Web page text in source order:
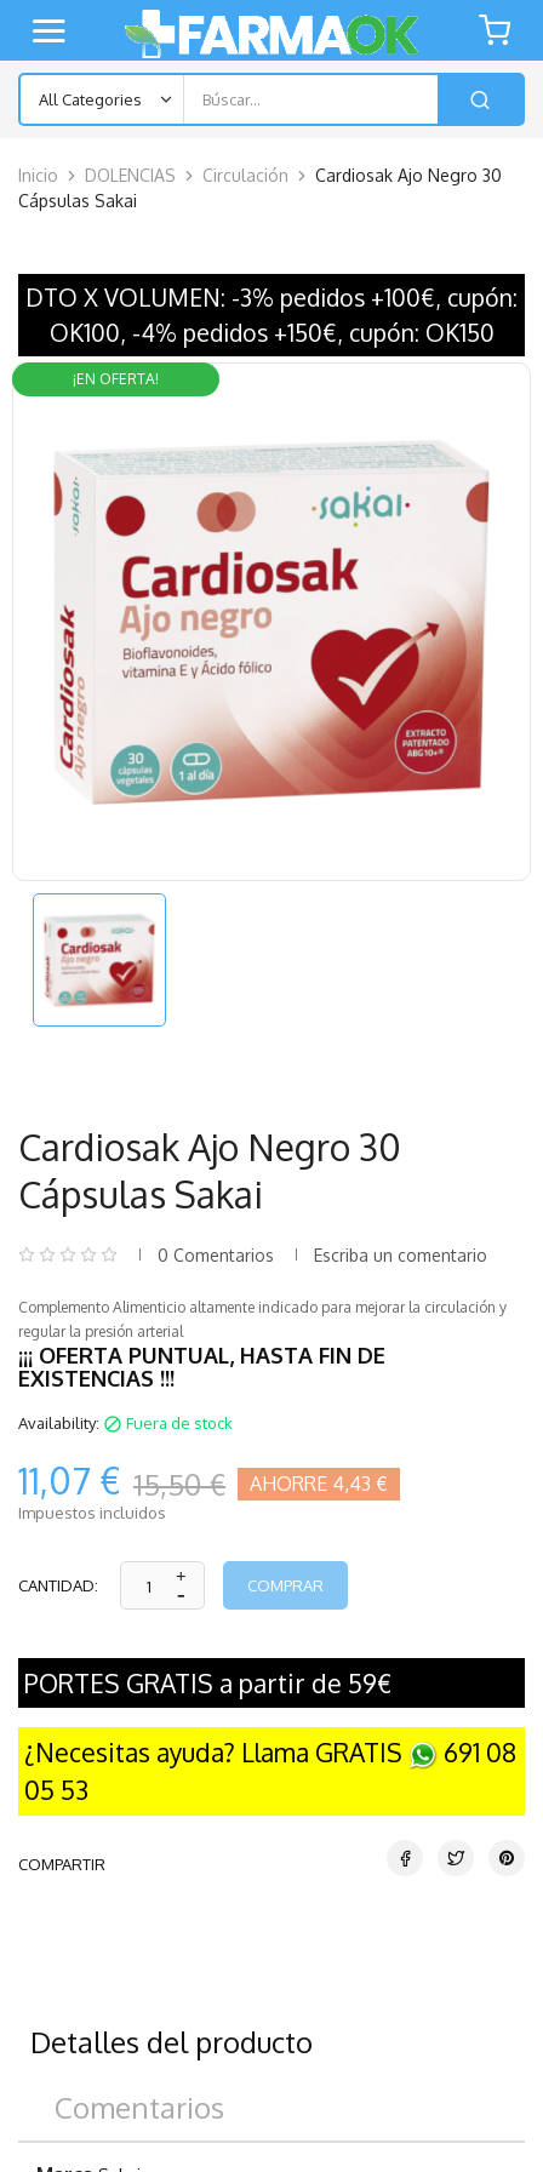
Inicio DOLENCIAS Circulación
Cardiosak Ajo Negro 30
Cápsulas Sakai
DTO X VOLUMEN: -3% pedidos +100€, cupón:
OK100, -4% pedidos +150€, cupón: OK150
¡EN OFERTA!
Cardiosak Ajo Negro 30
Cápsulas Sakai
0 Comentarios Escriba un comentario
Complemento Alimenticio altamente indicado para mejorar la circulación y
regular la presión arterial
¡¡¡ OFERTA PUNTUAL, HASTA FIN DE
EXISTENCIAS !!!
Availability:  Fuera de stock
11,07 € 15,50 € AHORRE 4,43 €
Impuestos incluidos
CANTIDAD: COMPRAR
PORTES GRATIS a partir de 59€
¿Necesitas ayuda? Llama GRATIS
691 08
05 53
COMPARTIR
Detalles del producto
Comentarios